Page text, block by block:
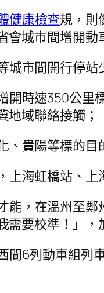
健康檢查規，則
城市間增開動
城市間開行停站
開時速350公里
地域聯絡接觸；
、貴陽等標的目
上海虹橋站、
能，在溫州至
需要校準！」
間6列動車組列